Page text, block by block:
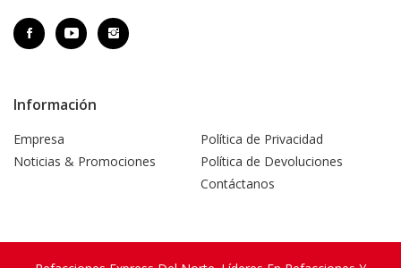
Información
Empresa
Noticias & Promociones
Política de Privacidad
Política de Devoluciones
Contáctanos